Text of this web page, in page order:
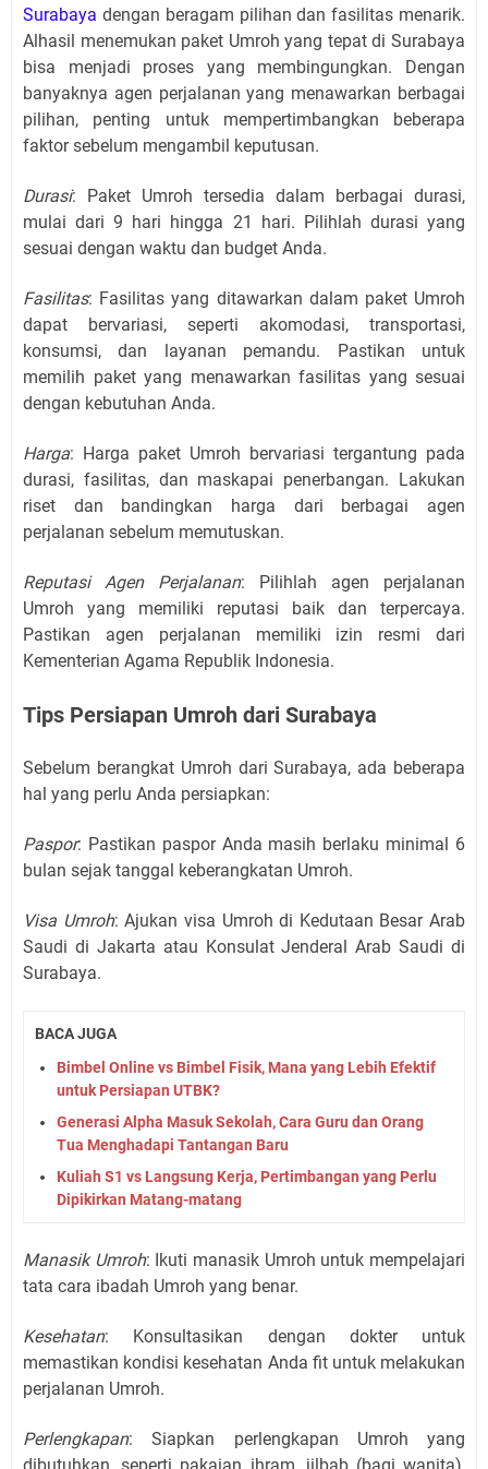
Surabaya dengan beragam pilihan dan fasilitas menarik.
Alhasil menemukan paket Umroh yang tepat di Surabaya
bisa menjadi proses yang membingungkan. Dengan
banyaknya agen perjalanan yang menawarkan berbagai
pilihan, penting untuk mempertimbangkan beberapa
faktor sebelum mengambil keputusan.
Durasi: Paket Umroh tersedia dalam berbagai durasi,
mulai dari 9 hari hingga 21 hari. Pilihlah durasi yang
sesuai dengan waktu dan budget Anda.
Fasilitas: Fasilitas yang ditawarkan dalam paket Umroh
dapat bervariasi, seperti akomodasi, transportasi,
konsumsi, dan layanan pemandu. Pastikan untuk
memilih paket yang menawarkan fasilitas yang sesuai
dengan kebutuhan Anda.
Harga: Harga paket Umroh bervariasi tergantung pada
durasi, fasilitas, dan maskapai penerbangan. Lakukan
riset dan bandingkan harga dari berbagai agen
perjalanan sebelum memutuskan.
Reputasi Agen Perjalanan: Pilihlah agen perjalanan
Umroh yang memiliki reputasi baik dan terpercaya.
Pastikan agen perjalanan memiliki izin resmi dari
Kementerian Agama Republik Indonesia.
Tips Persiapan Umroh dari Surabaya
Sebelum berangkat Umroh dari Surabaya, ada beberapa
hal yang perlu Anda persiapkan:
Paspor: Pastikan paspor Anda masih berlaku minimal 6
bulan sejak tanggal keberangkatan Umroh.
Visa Umroh: Ajukan visa Umroh di Kedutaan Besar Arab
Saudi di Jakarta atau Konsulat Jenderal Arab Saudi di
Surabaya.
BACA JUGA
Bimbel Online vs Bimbel Fisik, Mana yang Lebih Efektif
untuk Persiapan UTBK?
Generasi Alpha Masuk Sekolah, Cara Guru dan Orang
Tua Menghadapi Tantangan Baru
Kuliah S1 vs Langsung Kerja, Pertimbangan yang Perlu
Dipikirkan Matang-matang
Manasik Umroh: Ikuti manasik Umroh untuk mempelajari
tata cara ibadah Umroh yang benar.
Kesehatan: Konsultasikan dengan dokter untuk
memastikan kondisi kesehatan Anda fit untuk melakukan
perjalanan Umroh.
Perlengkapan: Siapkan perlengkapan Umroh yang
dibutuhkan, seperti pakaian ihram, jilbab (bagi wanita),